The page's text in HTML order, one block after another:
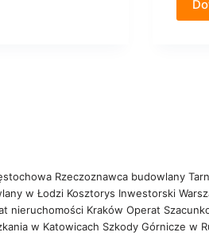
Rzeczoznawca budowlany
w Łodzi Kosztorys Inwestorski
nieruchomości Kraków Operat
w Katowicach Szkody Górnicze w